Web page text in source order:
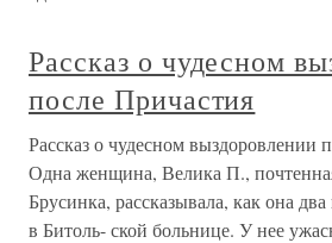
Рассказ о чудесном
после Причастия
Рассказ о чудесном выздоровлении
Одна женщина, Велика П.,
Брусинка, рассказывала, как она два
в Битоль- ской больнице. У нее